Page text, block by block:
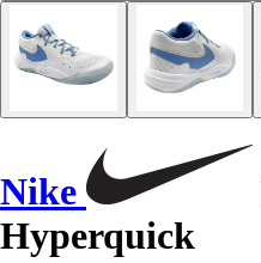
Nike
Hyperquick